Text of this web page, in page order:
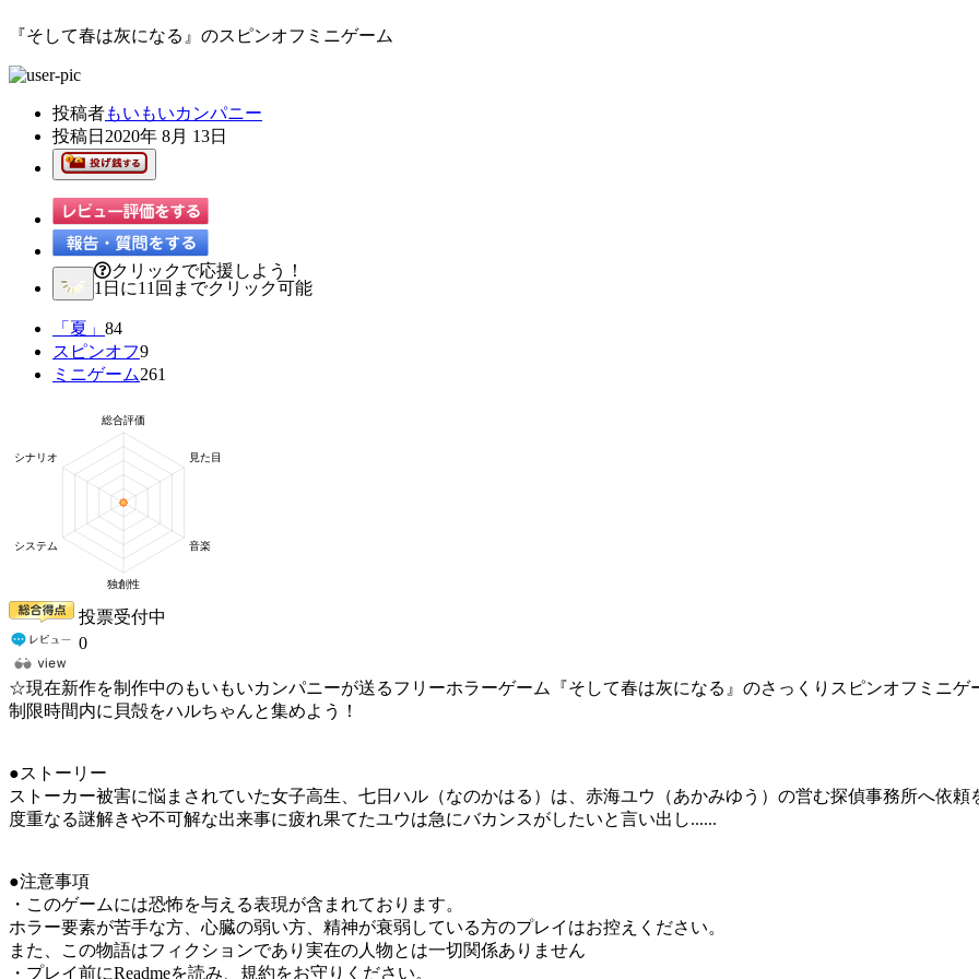
『そして春は灰になる』のスピンオフミニゲーム
投稿者もいもいカンパニー
投稿日 2020年 8月 13日
クリックで応援しよう！
1日に11回までクリック可能
「夏」 84
スピンオフ9
ミニゲーム261
投票受付中
0
☆現在新作を制作中のもいもいカンパニーが送るフリーホラーゲーム『そして春は灰になる』のさっくりスピンオフミニゲ
制限時間内に貝殻をハルちゃんと集めよう！
●ストーリー
ストーカー被害に悩まされていた女子高生、七日ハル（なのかはる）は、赤海ユウ（あかみゆう）の営む探偵事務所へ依頼
度重なる謎解きや不可解な出来事に疲れ果てたユウは急にバカンスがしたいと言い出し......
●注意事項
・このゲームには恐怖を与える表現が含まれております。
ホラー要素が苦手な方、心臓の弱い方、精神が衰弱している方のプレイはお控えください。
また、この物語はフィクションであり実在の人物とは一切関係ありません
・プレイ前にReadmeを読み、規約をお守りください。